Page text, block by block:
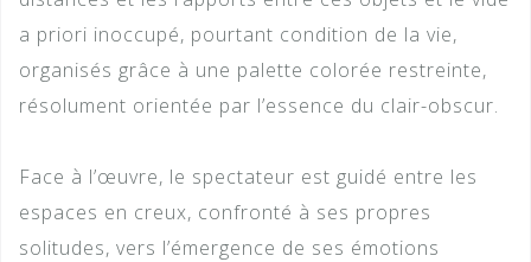
a priori inoccupé, pourtant condition de la vie,
organisés grâce à une palette colorée restreinte,
résolument orientée par l’essence du clair-obscur.
Face à l’œuvre, le spectateur est guidé entre les
espaces en creux, confronté à ses propres
solitudes, vers l’émergence de ses émotions